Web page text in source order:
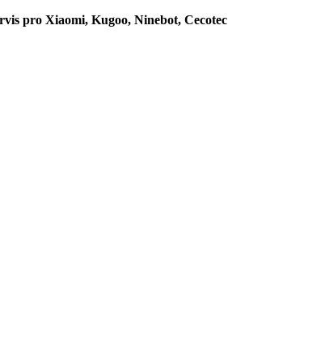
pro Xiaomi, Kugoo, Ninebot, Cecotec